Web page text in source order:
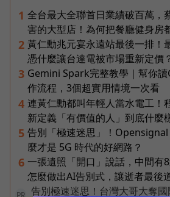
1 全台最大全聯首日業績破百萬，
害的大型店！為何把餐廳健身房
2 黃仁勳兆元宴永遠站最後一排！
憑什麼讓台達電被市場重新定價
3 Gemini Spark完整教學｜幫你
作流程，3個超實用情境一次看
4 連黃仁勳都叫年輕人當水電工！
新定義「有價值的人」到底什麼
5 告別「極速迷思」！
麼才是 5G 時代的好網路？
6 一張遺照「開口」說話，中間有
怎麼做出AI告別式，讓逝者最後
告別極速迷思！台灣大哥大奪